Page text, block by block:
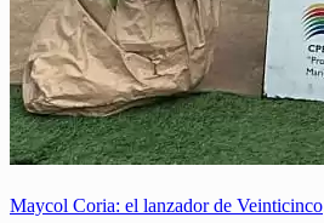
Maycol Coria: el lanzador de Veinticinco